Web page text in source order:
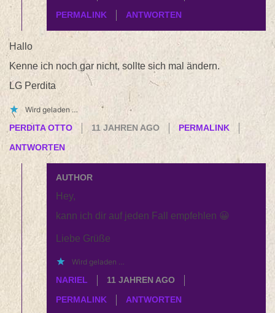
PERMALINK ANTWORTEN
Hallo
Kenne ich noch gar nicht, sollte sich mal ändern.
LG Perdita
Wird geladen …
PERDITA OTTO
11 JAHREN AGO PERMALINK
ANTWORTEN
AUTHOR
Hey,
kann ich dir auf jeden Fall empfehlen 😀
Liebe Grüße
Wird geladen …
NARIEL
11 JAHREN AGO
PERMALINK ANTWORTEN